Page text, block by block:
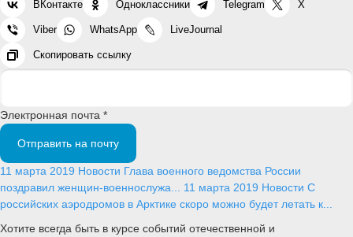
ВКонтакте Одноклассники Telegram X
Viber WhatsApp LiveJournal
Скопировать ссылку
Электронная почта *
Отправить на почту
11 марта 2019 Новости Глава военного ведомства России
поздравил женщин-военнослужа... 11 марта 2019 Новости С
российских аэродромов в Арктике скоро можно будет летать к...
Хотите всегда быть в курсе событий отечественной и